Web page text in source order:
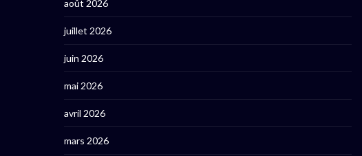
août 2026
juillet 2026
juin 2026
mai 2026
avril 2026
mars 2026